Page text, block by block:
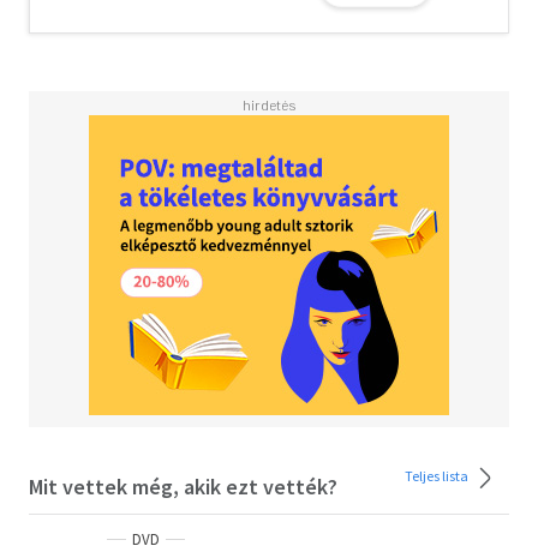
Mit vettek még, akik ezt vették? Teljes lista
DVD